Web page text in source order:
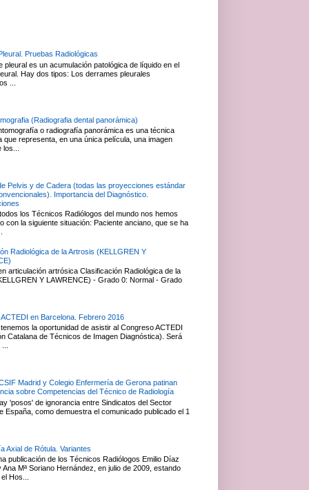
Pruebas Radiológicas
pleural es un acumulación patológica de líquido en el
Hay dos tipos: Los derrames pleurales
...
(Radiografia dental panorámica)
o radiografía panorámica es una técnica
que representa, en una única película, una imagen
Pelvis y de Cadera (todas las proyecciones estándar
Importancia del Diagnóstico.
los Técnicos Radiólogos del mundo nos hemos
con la siguiente situación: Paciente anciano, que se ha
Radiológica de la Artrosis (KELLGREN Y
articulación artrósica Clasificación Radiológica de la
Y LAWRENCE) - Grado 0: Normal - Grado
en Barcelona. Febrero 2016
la oportunidad de asistir al Congreso ACTEDI
Catalana de Técnicos de Imagen Diagnóstica). Será
Madrid y Colegio Enfermería de Gerona patinan
sobre Competencias del Técnico de Radiología
'posos' de ignorancia entre Sindicatos del Sector
España, como demuestra el comunicado publicado el 1
Axial de Rótula. Variantes
publicación de los Técnicos Radiólogos Emilio Díaz
Ana Mª Soriano Hernández, en julio de 2009, estando
Hos...